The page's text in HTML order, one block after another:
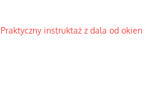
Praktyczny instruktaż z dala od okien